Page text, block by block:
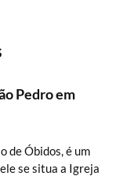
Pedro em
de Óbidos, é um
se situa a Igreja